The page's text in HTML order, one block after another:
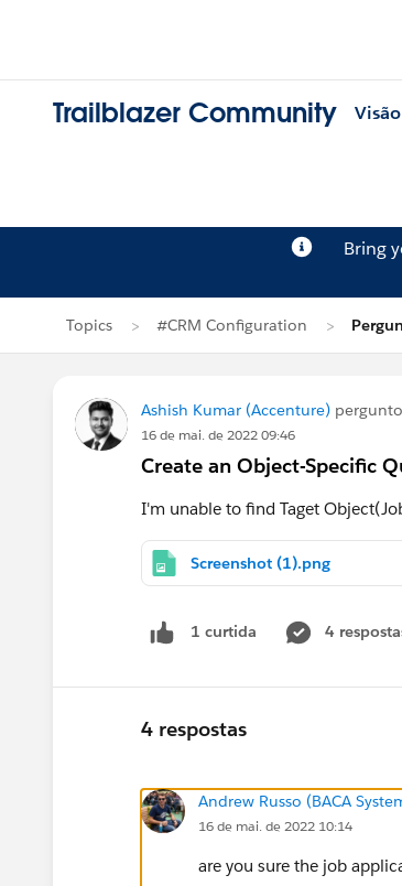
Trailblazer Community
Bring
Topics #CRM Configuration
Ashish Kumar (Accenture)
16 de mai. de 2022 09:46
Create an Object-Specific
I'm unable to find Taget
Screenshot (1).png
1 curtida 4
4 respostas
Andrew Russo (BACA
16 de mai. de 2022 10:14
are you sure the job